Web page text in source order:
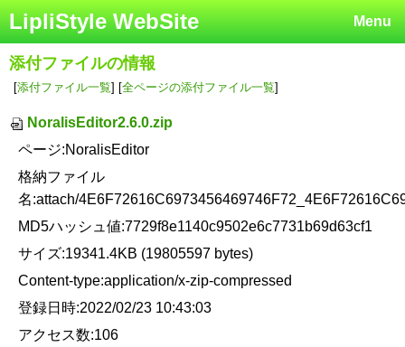
Menu
LipliStyle WebSite
添付ファイルの情報
[添付ファイル一覧] [全ページの添付ファイル一覧]
NoralisEditor2.6.0.zip
ページ:NoralisEditor
格納ファイル
名:attach/
MD5ハッシュ値:7729f8e1140c9502e6c7731b69d63cf1
サイズ:19341.4KB (19805597 bytes)
Content-type:application/x-zip-compressed
登録日時:2022/02/23 10:43:03
アクセス数:106